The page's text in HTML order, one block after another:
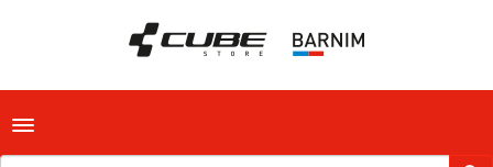
Toggle navigation